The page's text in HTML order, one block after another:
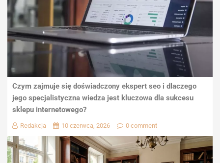
Czym zajmuje się doświadczony ekspert seo i dlaczego
jego specjalistyczna wiedza jest kluczowa dla sukcesu
sklepu internetowego?
Redakcja 10 czerwca, 2026 0 comment